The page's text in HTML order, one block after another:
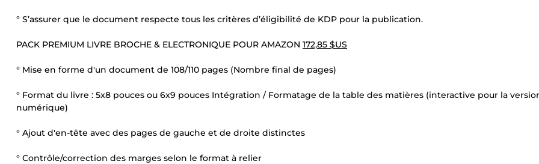
° S’assurer que le document respecte tous les critères d’éligibilité de KDP pour la publication.
PACK PREMIUM LIVRE BROCHE & ELECTRONIQUE POUR AMAZON 172,85 $US
° Mise en forme d'un document de 108/110 pages (Nombre final de pages)
° Format du livre : 5x8 pouces ou 6x9 pouces Intégration / Formatage de la table des matières (interactive pour la
numérique)
° Ajout d'en-tête avec des pages de gauche et de droite distinctes
° Contrôle/correction des marges selon le format à relier